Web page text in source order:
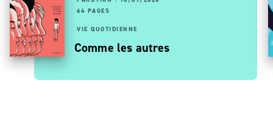
64 PAGES
VIE QUOTIDIENNE
Comme les autres